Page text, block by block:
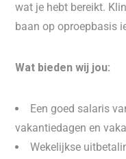
wat je hebt bereikt.
baan op oproepbasis
Wat bieden wij jou:
Een goed salaris
vakantiedagen en
Wekelijkse